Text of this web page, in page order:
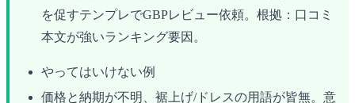
を促すテンプレでGBPレビュー依頼。根拠：口コミ
本文が強いランキング要因。
やってはいけない例
価格と納期が不明、裾上げ/ドレスの用語が皆無。意